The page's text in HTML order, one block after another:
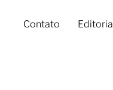
Contato Editoria